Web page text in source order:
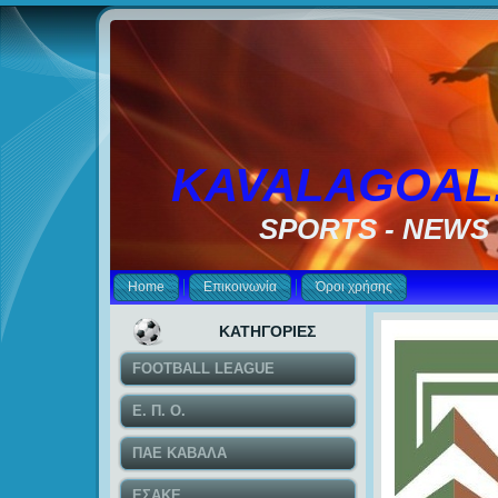
SPORTS - NEWS
Home Επικοινωνία Όροι χρήσης
ΚΑΤΗΓΟΡΙΕΣ
FOOTBALL LEAGUE
Ε. Π. Ο.
ΠΑΕ ΚΑΒΑΛΑ